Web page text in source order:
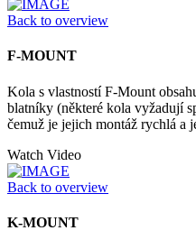
Back to overview
F-MOUNT
Kola s vlastností F-Mount
blatníky (některé kola vyžadují
čemuž je jejich montáž rychlá a
Watch Video
Back to overview
K-MOUNT